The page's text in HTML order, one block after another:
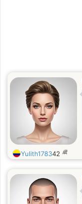
Yulith178342 歳